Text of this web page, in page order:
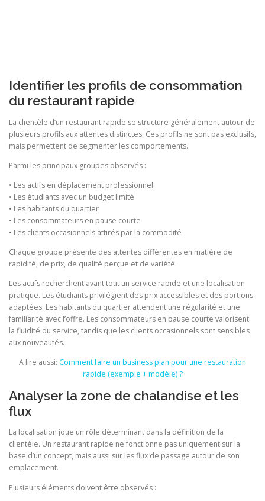
Identifier les profils de consommation
du restaurant rapide
La clientèle d’un restaurant rapide se structure généralement autour de
plusieurs profils aux attentes distinctes. Ces profils ne sont pas exclusifs,
mais permettent de segmenter les comportements.
Parmi les principaux groupes observés :
• Les actifs en déplacement professionnel
• Les étudiants avec un budget limité
• Les habitants du quartier
• Les consommateurs en pause courte
• Les clients occasionnels attirés par la commodité
Chaque groupe présente des attentes différentes en matière de
rapidité, de prix, de qualité perçue et de variété.
Les actifs recherchent avant tout un service rapide et une localisation
pratique. Les étudiants privilégient des prix accessibles et des portions
adaptées. Les habitants du quartier attendent une régularité et une
familiarité avec l’offre. Les consommateurs en pause courte valorisent
la fluidité du service, tandis que les clients occasionnels sont sensibles
aux nouveautés.
A lire aussi: Comment faire un business plan pour une restauration
rapide (exemple + modèle) ?
Analyser la zone de chalandise et les
flux
La localisation joue un rôle déterminant dans la définition de la
clientèle. Un restaurant rapide ne fonctionne pas uniquement sur la
base d’un concept, mais aussi sur les flux de passage autour de son
emplacement.
Plusieurs éléments doivent être observés :